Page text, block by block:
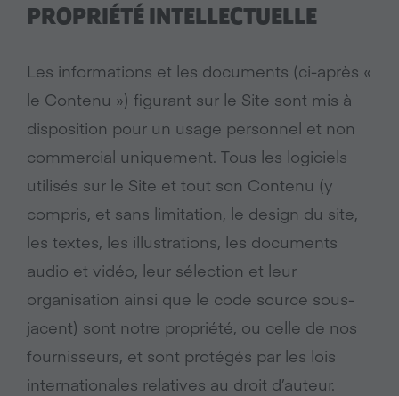
PROPRIÉTÉ INTELLECTUELLE
Les informations et les documents (ci-après «
le Contenu ») figurant sur le Site sont mis à
disposition pour un usage personnel et non
commercial uniquement. Tous les logiciels
utilisés sur le Site et tout son Contenu (y
compris, et sans limitation, le design du site,
les textes, les illustrations, les documents
audio et vidéo, leur sélection et leur
organisation ainsi que le code source sous-
jacent) sont notre propriété, ou celle de nos
fournisseurs, et sont protégés par les lois
internationales relatives au droit d’auteur.